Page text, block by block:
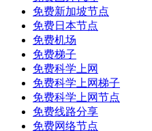
免费新加坡节点
免费日本节点
免费机场
免费梯子
免费科学上网
免费科学上网梯子
免费科学上网节点
免费线路分享
免费网络节点